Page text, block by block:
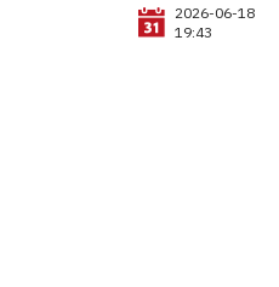
2026-06-18
19:43